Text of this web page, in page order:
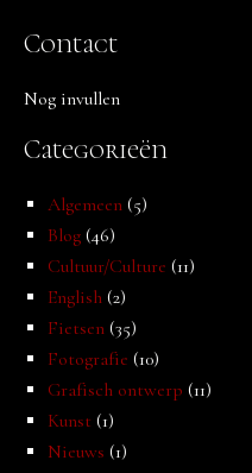
Contact
Nog invullen
Categorieën
Algemeen (5)
Blog (46)
Cultuur/Culture (11)
English (2)
Fietsen (35)
Fotografie (10)
Grafisch ontwerp (11)
Kunst (1)
Nieuws (1)